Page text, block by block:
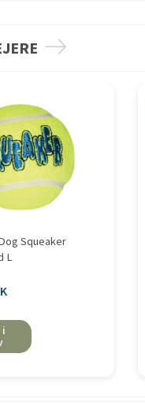
Squeaker
L
i